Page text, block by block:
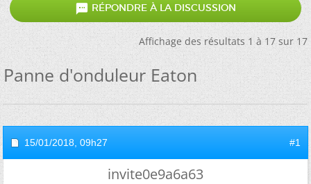
 RÉPONDRE À LA DISCUSSION
Affichage des résultats 1 à 17 sur 17
Panne d'onduleur Eaton
15/01/2018, 09h27 #1
invite0e9a6a63